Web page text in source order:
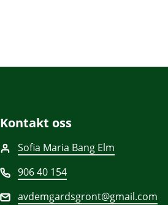
Kontakt oss
Sofia Maria Bang Elm
906 40 154
avdemgardsgront@gmail.com